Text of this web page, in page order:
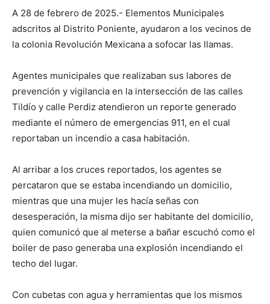
A 28 de febrero de 2025.- Elementos Municipales
adscritos al Distrito Poniente, ayudaron a los vecinos de
la colonia Revolución Mexicana a sofocar las llamas.
Agentes municipales que realizaban sus labores de
prevención y vigilancia en la intersección de las calles
Tildío y calle Perdiz atendieron un reporte generado
mediante el número de emergencias 911, en el cual
reportaban un incendio a casa habitación.
Al arribar a los cruces reportados, los agentes se
percataron que se estaba incendiando un domicilio,
mientras que una mujer les hacía señas con
desesperación, la misma dijo ser habitante del domicilio,
quien comunicó que al meterse a bañar escuchó como el
boiler de paso generaba una explosión incendiando el
techo del lugar.
Con cubetas con agua y herramientas que los mismos